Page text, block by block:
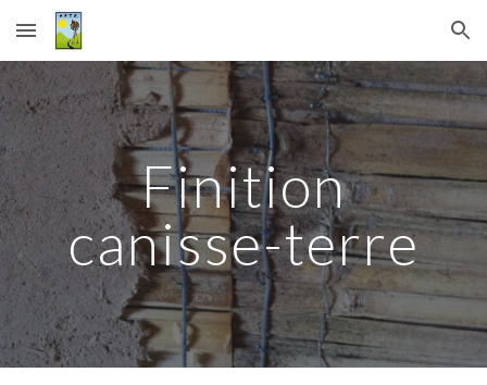
Skip to main content Skip to navigation
Finition
canisse-terre